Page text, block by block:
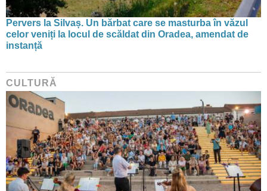
Pervers la Silvaș. Un bărbat care se masturba în văzul
celor veniți la locul de scăldat din Oradea, amendat de
instanță
CULTURĂ